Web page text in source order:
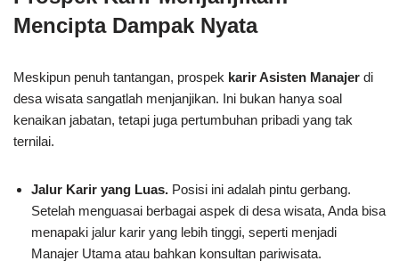
Mencipta Dampak Nyata
Meskipun penuh tantangan, prospek karir Asisten Manajer di
desa wisata sangatlah menjanjikan. Ini bukan hanya soal
kenaikan jabatan, tetapi juga pertumbuhan pribadi yang tak
ternilai.
Jalur Karir yang Luas. Posisi ini adalah pintu gerbang.
Setelah menguasai berbagai aspek di desa wisata, Anda bisa
menapaki jalur karir yang lebih tinggi, seperti menjadi
Manajer Utama atau bahkan konsultan pariwisata.